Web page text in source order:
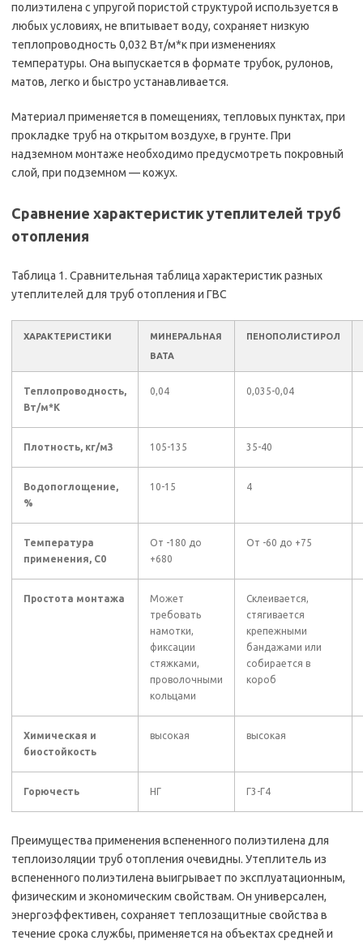
полиэтилена с упругой пористой структурой используется в
любых условиях, не впитывает воду, сохраняет низкую
теплопроводность 0,032 Вт/м*к при изменениях
температуры. Она выпускается в формате трубок, рулонов,
матов, легко и быстро устанавливается.
Материал применяется в помещениях, тепловых пунктах, при
прокладке труб на открытом воздухе, в грунте. При
надземном монтаже необходимо предусмотреть покровный
слой, при подземном — кожух.
Сравнение характеристик утеплителей труб
отопления
Таблица 1. Сравнительная таблица характеристик разных
утеплителей для труб отопления и ГВС
ХАРАКТЕРИСТИКИ
МИНЕРАЛЬНАЯ
ВАТА
ПЕНОПОЛИСТИРОЛ
Теплопроводность,
Вт/м*К
0,04 0,035-0,04
Плотность, кг/м3 105-135 35-40
Водопоглощение,
%
10-15 4
Температура
применения, С0
От -180 до
+680
От -60 до +75
Простота монтажа
Может
требовать
намотки,
фиксации
стяжками,
проволочными
кольцами
Склеивается,
стягивается
крепежными
бандажами или
собирается в
короб
Химическая и
биостойкость
высокая высокая
Горючесть НГ Г3-Г4
Преимущества применения вспененного полиэтилена для
теплоизоляции труб отопления очевидны. Утеплитель из
вспененного полиэтилена выигрывает по эксплуатационным,
физическим и экономическим свойствам. Он универсален,
энергоэффективен, сохраняет теплозащитные свойства в
течение срока службы, применяется на объектах средней и